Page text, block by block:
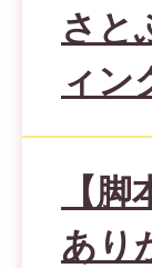
さと
ィン
【
あり